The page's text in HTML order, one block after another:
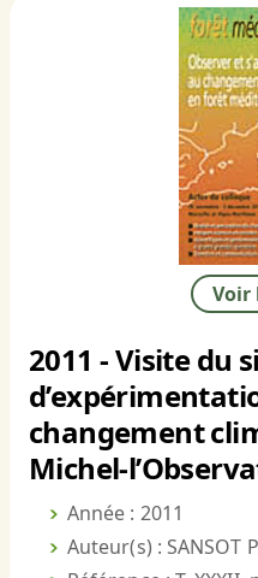
Voir
2011 - Visite du
changement
Michel-
Année : 2011
Auteur(s) : SANSOT